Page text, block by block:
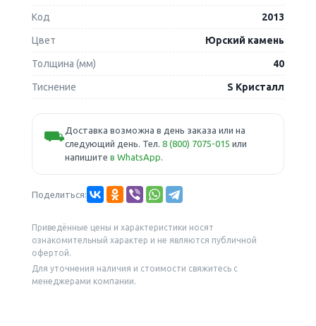
Код 2013
Цвет Юрский камень
Толщина (мм) 40
Тиснение S Кристалл
⛟Доставка возможна в день заказа или на
следующий день. Тел. 8 (800) 7075-015 или
напишите в WhatsApp.
Поделиться:
Приведённые цены и характеристики носят
ознакомительный характер и не являются публичной
офертой.
Для уточнения наличия и стоимости свяжитесь с
менеджерами компании.